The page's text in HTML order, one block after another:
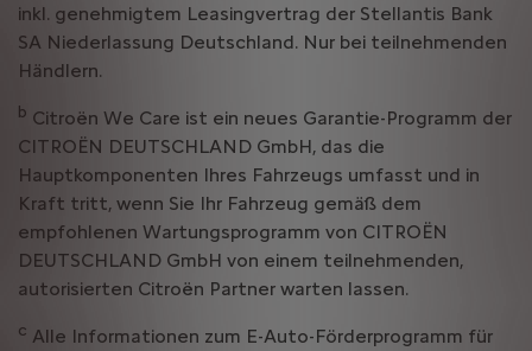
inkl. genehmigtem Leasingvertrag der Stellantis Bank
SA Niederlassung Deutschland. Nur bei teilnehmenden
Händlern.
b Citroën We Care ist ein neues Garantie-Programm der
CITROËN DEUTSCHLAND GmbH, das die
Hauptkomponenten Ihres Fahrzeugs umfasst und in
Kraft tritt, wenn Sie Ihr Fahrzeug gemäß dem
empfohlenen Wartungsprogramm von CITROËN
DEUTSCHLAND GmbH von einem teilnehmenden,
autorisierten Citroën Partner warten lassen.
c Alle Informationen zum E-Auto-Förderprogramm für